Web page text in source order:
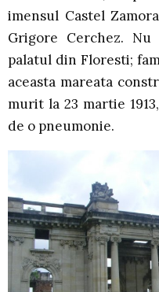
imensul Castel
Grigore Cerchez.
palatul din Floresti;
aceasta mareata
murit la 23 martie
de o pneumonie.